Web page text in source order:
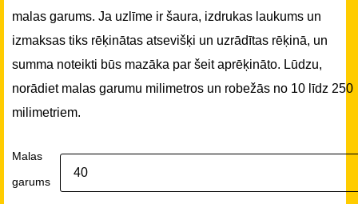
malas garums. Ja uzlīme ir šaura, izdrukas laukums un
izmaksas tiks rēķinātas atsevišķi un uzrādītas rēķinā, un
summa noteikti būs mazāka par šeit aprēķināto. Lūdzu,
norādiet malas garumu milimetros un robežās no 10 līdz 250
milimetriem.
Malas
garums